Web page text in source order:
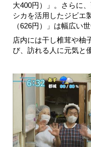
大400円）」。さらに
シカを活用したジビエ
（626円）」は幅広い
店内には干し椎茸や柚
び、訪れる人に元気と